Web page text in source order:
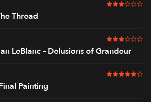
3 av 6 i
Thread
3 av 6 i
LeBlanc – Delusions of Grandeur
5 av 6 i
Painting